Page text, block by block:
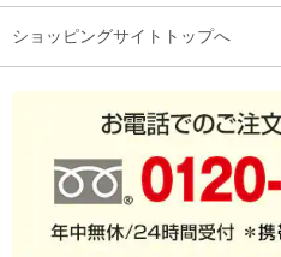
ショッピングサイトトップへ